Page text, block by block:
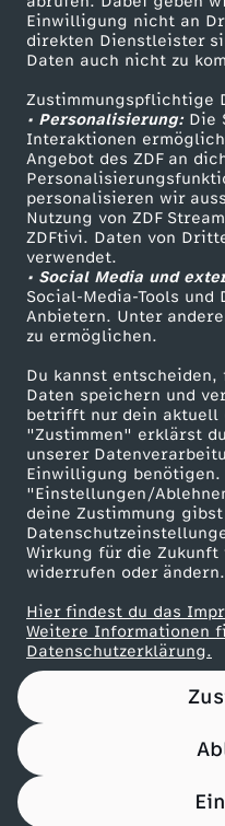
Einwilligung nicht an
direkten Dienstleister
Daten auch nicht zu
Zustimmungspflichtige
• Personalisierung:Die
Interaktionen
Angebot des ZDF an
personalisieren wir
Nutzung von ZDF
ZDFtivi. Daten von
verwendet.
• Social Media und
Social-Media-Tools und
Anbietern. Unter
zu ermöglichen.
Du kannst
Daten speichern und
betrifft nur dein aktuell
"Zustimmen" erklärst
unserer
Einwilligung
"Einstellungen/
deine Zustimmung
Wirkung für die
widerrufen oder ändern.
Hier findest du das
Weitere Informationen
Datenschutzerklärung.
e
L
ö
s
u
n
g
Smart TV
ZDFtext
Livestreams
Sendungen A-Z
TV-Programm
ZDF Unternehmen
Karriere
ZDF goes Schule
Werbefernsehen
Mainzelmännchen
Partner
Nutzungsbedingungen
Impressum